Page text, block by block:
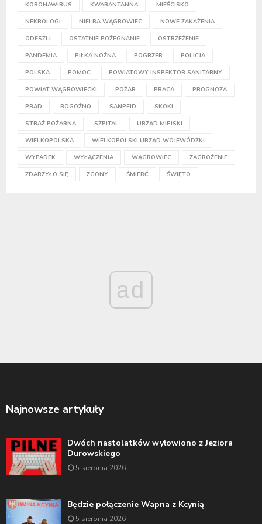
KORONAWIRUS KWARANTANNA MIEŚCISKO
NEKROLOGI NIELBA WĄGROWIEC NOWE ZAKAŻENIA
ODESZLI OSTATNIE POŻEGNANIE OSTRZEŻENIE
PANDEMIA PIŁKA NOŻNA POGRZEB POLICJA
POLSKA POMOC POWIATOWY INSPEKTOR SANITARNY
POWIAT WĄGROWIECKI POŻAR PRACA PROGNOZA
PRĄD ROGOŹNO SANPEID SKOKI
STRAŻ POŻARNA SZPITAL URZĄD MIEJSKI
WIELKOPOLSKA WIELKOPOLSKI URZĄD WOJEWÓDZKI
WYPADEK WYŁĄCZENIA WĄGROWIEC ZAGROŻENIE
ZDARZYŁO SIĘ ZGONY ŚMIERĆ ŚWIĘTO
ad
Najnowsze artykuły
Dwóch nastolatków wyłowiono z Jeziora
Durowskiego
5 sierpnia 2026
Będzie połączenie Wapna z Kcynią
5 sierpnia 2026